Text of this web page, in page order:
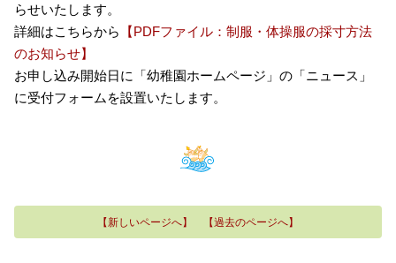
入園案内
子育て支援
未就園児教室
らせいたします。
詳細はこちらから 【PDFファイル：制服・体操服の採寸方法
のお知らせ】
お申し込み開始日に「幼稚園ホームページ」の「ニュース」
に受付フォームを設置いたします。
【新しいページへ】 【過去のページへ】